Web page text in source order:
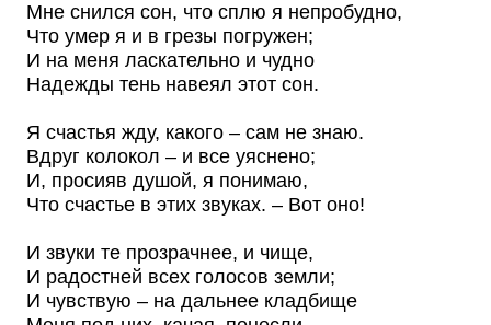
Мне снился сон, что сплю я непробудно,
Что умер я и в грезы погружен;
И на меня ласкательно и чудно
Надежды тень навеял этот сон.
Я счастья жду, какого – сам не знаю.
Вдруг колокол – и все уяснено;
И, просияв душой, я понимаю,
Что счастье в этих звуках. – Вот оно!
И звуки те прозрачнее, и чище,
И радостней всех голосов земли;
И чувствую – на дальнее кладбище